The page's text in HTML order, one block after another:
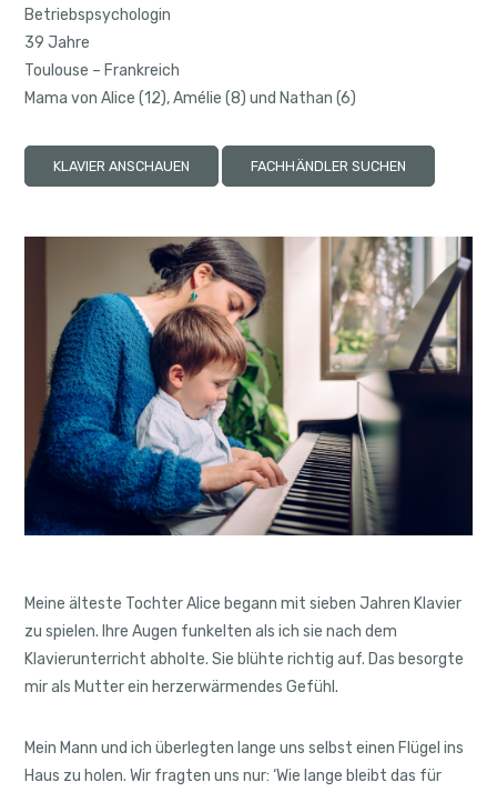
Betriebspsychologin
39 Jahre
Toulouse – Frankreich
Mama von Alice (12), Amélie (8) und Nathan (6)
KLAVIER ANSCHAUEN FACHHÄNDLER SUCHEN
Meine älteste Tochter Alice begann mit sieben Jahren Klavier
zu spielen. Ihre Augen funkelten als ich sie nach dem
Klavierunterricht abholte. Sie blühte richtig auf. Das besorgte
mir als Mutter ein herzerwärmendes Gefühl.
Mein Mann und ich überlegten lange uns selbst einen Flügel ins
Haus zu holen. Wir fragten uns nur: ‘Wie lange bleibt das für